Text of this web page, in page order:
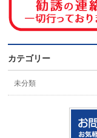
カテゴリー
未分類